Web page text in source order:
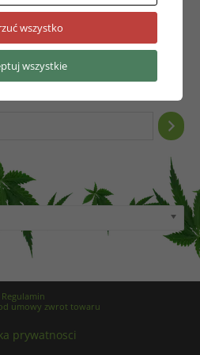
Regulamin
umowy zwrot towaru
prywatnosci
wszystko
wszystkie